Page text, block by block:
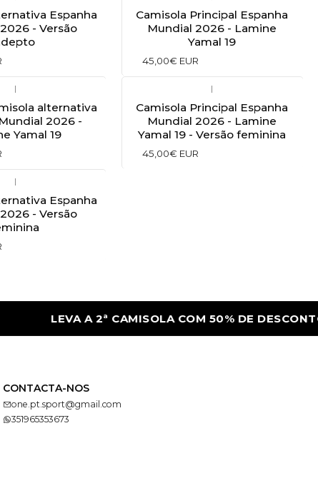
Espanha
- Versão
Camisola Principal Espanha
Mundial 2026 - Lamine
Yamal 19
45,00€ EUR
alternativa
2026 -
Yamal 19
Camisola Principal Espanha
Mundial 2026 - Lamine
Yamal 19 - Versão feminina
45,00€ EUR
Espanha
- Versão
LEVA A 2ª CAMISOLA COM 50% DE DESCONTO
CONTACTA-NOS
one.pt.sport@gmail.com
351965353673